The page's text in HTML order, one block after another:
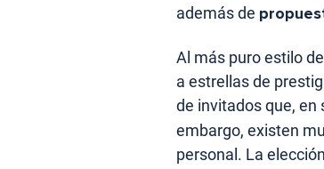
además de
Al más puro estilo
a estrellas de
de invitados que, en
embargo, existen
personal. La